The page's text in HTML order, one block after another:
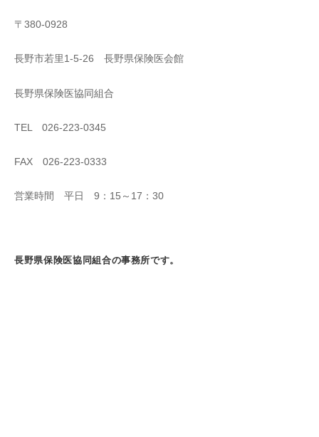
〒380-0928
長野市若里1-5-26 長野県保険医会館
長野県保険医協同組合
TEL 026-223-0345
FAX 026-223-0333
営業時間 平日 9：15～17：30
長野県保険医協同組合の事務所です。